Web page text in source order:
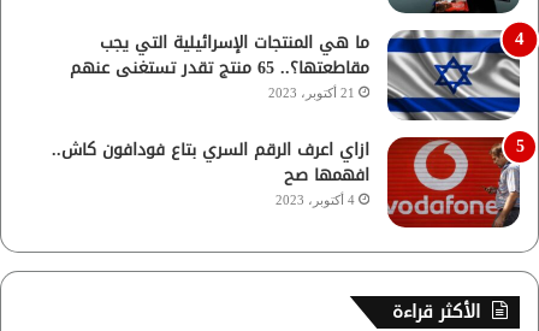
ما هي المنتجات الإسرائيلية التي يجب
مقاطعتها؟.. 65 منتج تقدر تستغنى عنهم
21 أكتوبر، 2023
ازاي اعرف الرقم السري بتاع فودافون كاش..
افهمها صح
4 أكتوبر، 2023
الأكثر قراءة